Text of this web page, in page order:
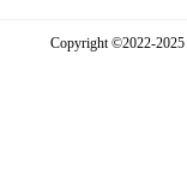
Copyright ©2022-2025